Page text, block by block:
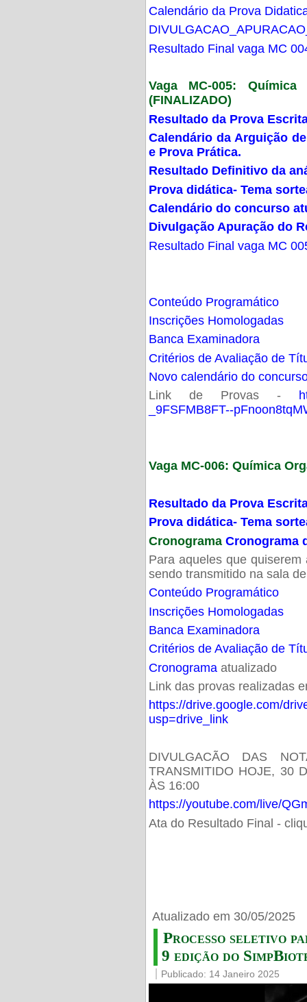
Calendário da Prova
Resultado Final vaga MC
Vaga MC-005:
(FINALIZADO)
Resultado da Prova
Calendário da Arguição
e Prova Prática.
Resultado Definitivo da
Prova didática- Tema
Calendário do concurso
Divulgação Apuração do
Resultado Final vaga MC
Conteúdo Programático
Inscrições Homologadas
Banca Examinadora
Critérios de Avaliação de
Novo calendário do
Link de Provas -
_9FSFMB8FT--
Vaga MC-006: Química
Resultado da Prova
Prova didática- Tema
Cronograma Cronograma
Para aqueles que
sendo transmitido na sala
Conteúdo Programático
Inscrições Homologadas
Banca Examinadora
Critérios de Avaliação de
Cronogramaatualizado
Link das provas realizadas
https://drive.google.com/
usp=drive_link
DIVULGACÃO DAS
TRANSMITIDO HOJE, 30
ÀS 16:00
https://youtube.com/live/
Ata do Resultado Final -
Atualizado em 30/05/2025
Processo seletivo
9 edição do
Publicado: 14 Janeiro 2025